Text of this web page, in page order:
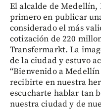
El alcalde de
primero en publicar
considerado el más
cotización de 220
Transfermarkt. La
de la ciudad y estuvo
“Bienvenido a
recibirte en nuestra
escucharte hablar tan
nuestra ciudad y de